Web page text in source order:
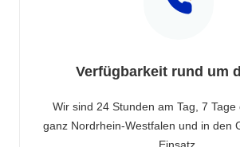
Verfügbarkeit rund um
Wir sind 24 Stunden am Tag, 7 Tage
ganz Nordrhein-Westfalen und in den